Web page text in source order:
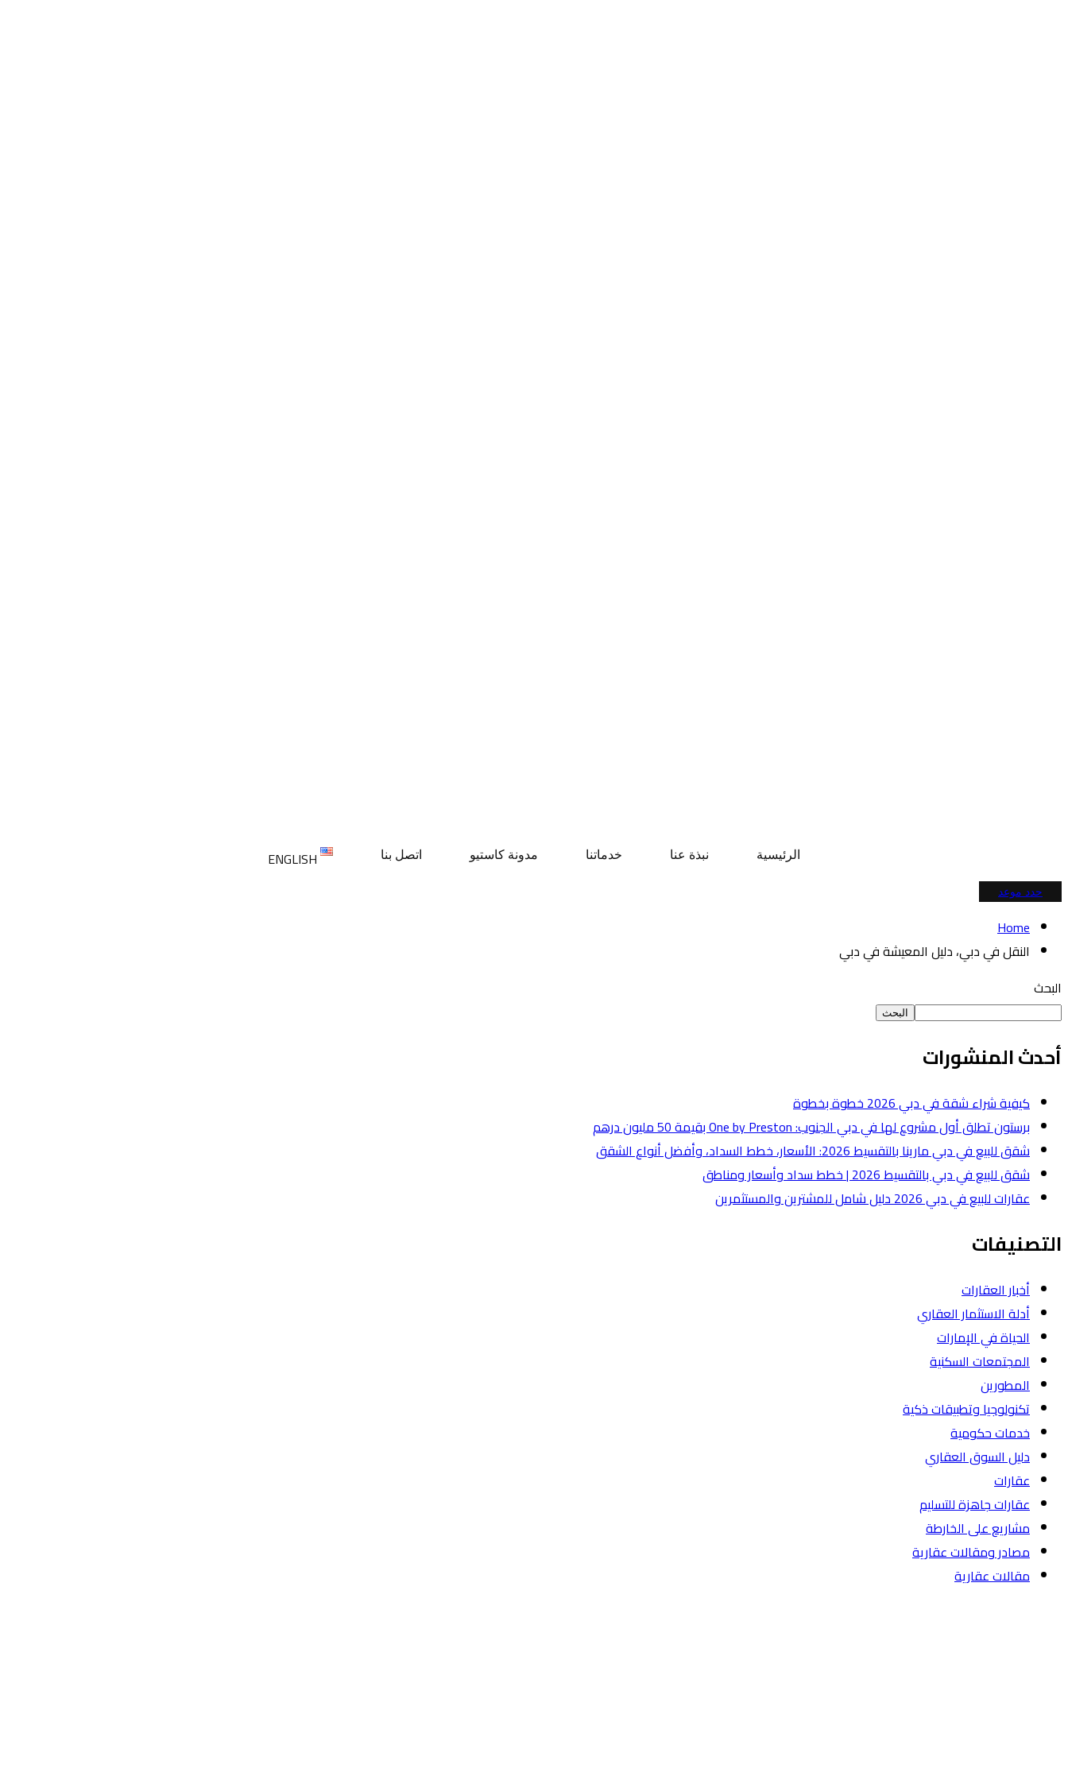
الرئيسية نبذة عنا خدماتنا مدونة كاستيو اتصل بنا ENGLISH
حدد موعد
Home
النقل في دبي، دليل المعيشة في دبي
البحث
البحث
أحدث المنشورات
كيفية شراء شقة في دبي 2026 خطوة بخطوة
برستون تطلق أول مشروع لها في دبي الجنوب: One by Preston بقيمة 50 مليون درهم
شقق للبيع في دبي مارينا بالتقسيط 2026: الأسعار، خطط السداد، وأفضل أنواع الشقق
شقق للبيع في دبي بالتقسيط 2026 | خطط سداد وأسعار ومناطق
عقارات للبيع في دبي 2026 دليل شامل للمشترين والمستثمرين
التصنيفات
أخبار العقارات
أدلة الاستثمار العقاري
الحياة في الإمارات
المجتمعات السكنية
المطورين
تكنولوجيا وتطبيقات ذكية
خدمات حكومية
دليل السوق العقاري
عقارات
عقارات جاهزة للتسليم
مشاريع على الخارطة
مصادر ومقالات عقارية
مقالات عقارية